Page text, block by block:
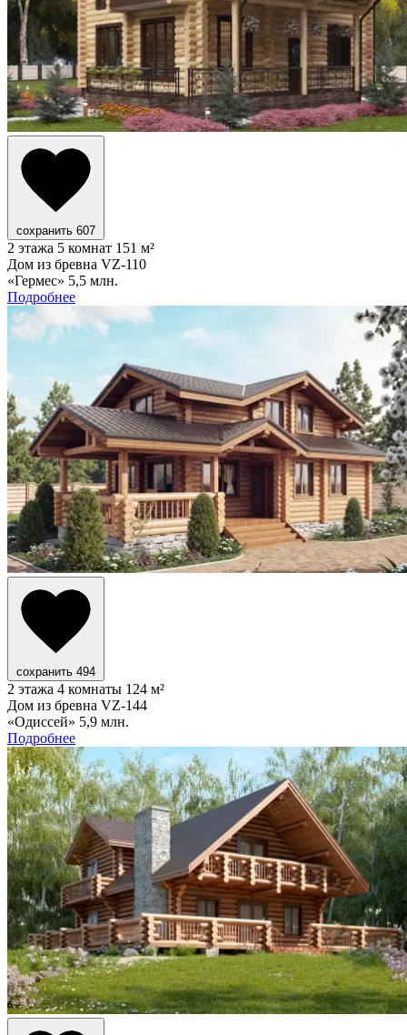
сохранить 607
2 этажа 5 комнат 151 м²
Дом из бревна VZ-110
«Гермес» 5,5 млн.
Подробнее
сохранить 494
2 этажа 4 комнаты 124 м²
Дом из бревна VZ-144
«Одиссей» 5,9 млн.
Подробнее